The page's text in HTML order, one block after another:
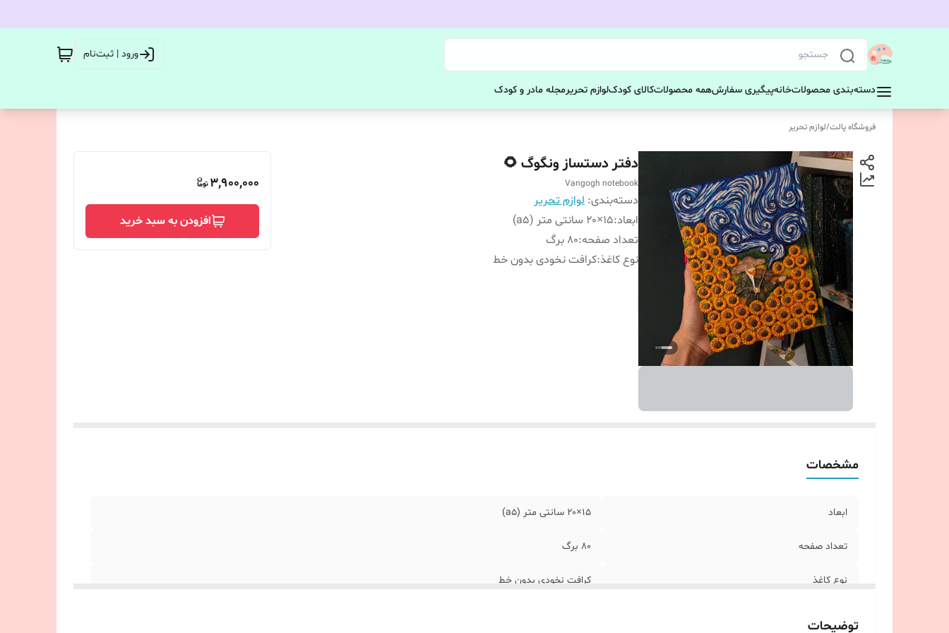
ورود | ثبت‌نام
دسته‌بندی محصولاتخانهپیگیری سفارشهمه محصولاتکالای کودکلوازم تحریرمجله مادر و کودک
فروشگاه پالت/لوازم تحریر
دفتر دستساز ونگوگ 🌻
Vangogh notebook
دسته‌بندی: لوازم تحریر
ابعاد:۱۵×۲۰ سانتی متر (a5)
تعداد صفحه:۸۰ برگ
نوع کاغذ:کرافت نخودی بدون خط
3,900,000
افزودن به سبد خرید
مشخصات
ابعاد ۱۵×۲۰ سانتی متر (a5)
تعداد صفحه ۸۰ برگ
نوع کاغذ کرافت نخودی بدون خط
توضیحات